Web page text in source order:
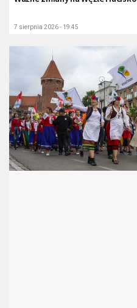
7 sierpnia 2026 - 19:45